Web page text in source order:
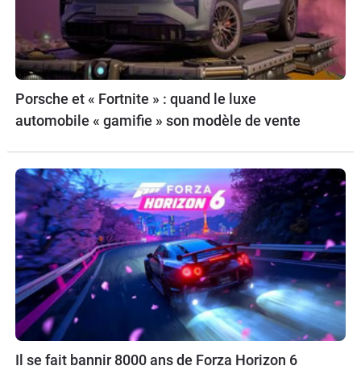
Porsche et « Fortnite » : quand le luxe
automobile « gamifie » son modèle de vente
Il se fait bannir 8000 ans de Forza Horizon 6